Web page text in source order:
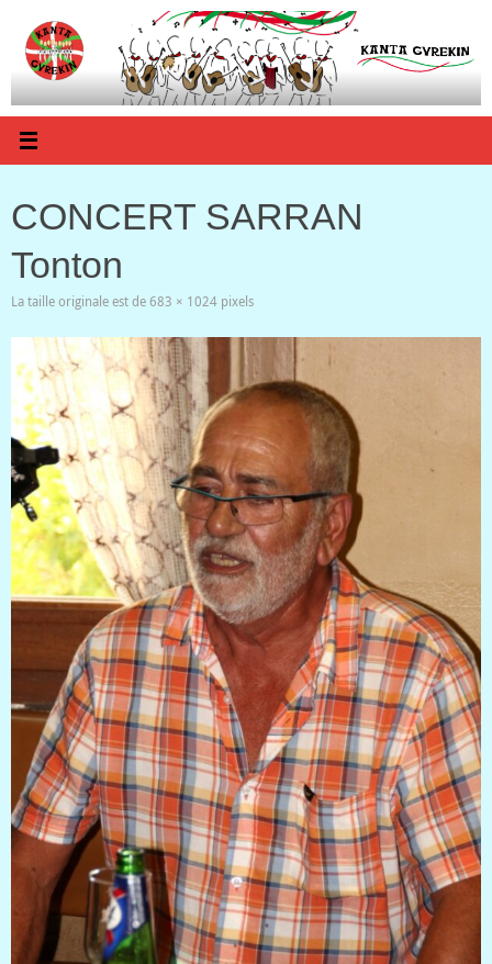
contenu
CONCERT SARRAN
Tonton
La taille originale est de683 × 1024 pixels